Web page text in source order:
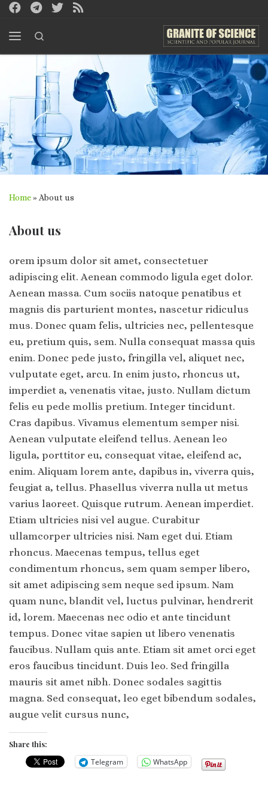
Skip to content
Home» About us
About us
orem ipsum dolor sit amet, consectetuer
adipiscing elit. Aenean commodo ligula eget dolor.
Aenean massa. Cum sociis natoque penatibus et
magnis dis parturient montes, nascetur ridiculus
mus. Donec quam felis, ultricies nec, pellentesque
eu, pretium quis, sem. Nulla consequat massa quis
enim. Donec pede justo, fringilla vel, aliquet nec,
vulputate eget, arcu. In enim justo, rhoncus ut,
imperdiet a, venenatis vitae, justo. Nullam dictum
felis eu pede mollis pretium. Integer tincidunt.
Cras dapibus. Vivamus elementum semper nisi.
Aenean vulputate eleifend tellus. Aenean leo
ligula, porttitor eu, consequat vitae, eleifend ac,
enim. Aliquam lorem ante, dapibus in, viverra quis,
feugiat a, tellus. Phasellus viverra nulla ut metus
varius laoreet. Quisque rutrum. Aenean imperdiet.
Etiam ultricies nisi vel augue. Curabitur
ullamcorper ultricies nisi. Nam eget dui. Etiam
rhoncus. Maecenas tempus, tellus eget
condimentum rhoncus, sem quam semper libero,
sit amet adipiscing sem neque sed ipsum. Nam
quam nunc, blandit vel, luctus pulvinar, hendrerit
id, lorem. Maecenas nec odio et ante tincidunt
tempus. Donec vitae sapien ut libero venenatis
faucibus. Nullam quis ante. Etiam sit amet orci eget
eros faucibus tincidunt. Duis leo. Sed fringilla
mauris sit amet nibh. Donec sodales sagittis
magna. Sed consequat, leo eget bibendum sodales,
augue velit cursus nunc,
Share this:
Telegram WhatsApp